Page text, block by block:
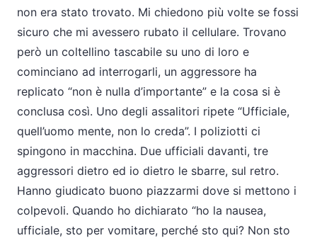
non era stato trovato. Mi chiedono più volte se fossi
sicuro che mi avessero rubato il cellulare. Trovano
però un coltellino tascabile su uno di loro e
cominciano ad interrogarli, un aggressore ha
replicato “non è nulla d’importante” e la cosa si è
conclusa così. Uno degli assalitori ripete “Ufficiale,
quell’uomo mente, non lo creda”. I poliziotti ci
spingono in macchina. Due ufficiali davanti, tre
aggressori dietro ed io dietro le sbarre, sul retro.
Hanno giudicato buono piazzarmi dove si mettono i
colpevoli. Quando ho dichiarato “ho la nausea,
ufficiale, sto per vomitare, perché sto qui? Non sto